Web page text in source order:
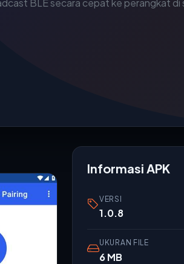
BLE secara cepat ke perangkat
Informasi APK
VERSI
1.0.8
UKURAN FILE
6 MB